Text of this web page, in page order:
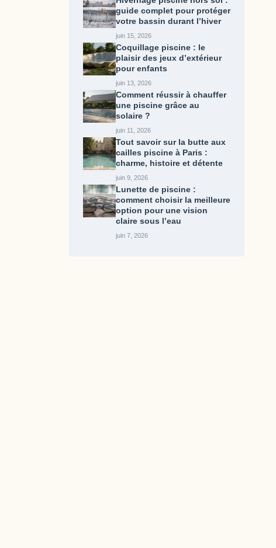
guide complet pour protéger
votre bassin durant l’hiver
juin 15, 2026
Coquillage piscine : le
plaisir des jeux d’extérieur
pour enfants
juin 13, 2026
Comment réussir à chauffer
une piscine grâce au
solaire ?
juin 11, 2026
Tout savoir sur la butte aux
cailles piscine​ à Paris :
charme, histoire et détente
juin 9, 2026
Lunette de piscine :
comment choisir la meilleure
option pour une vision
claire sous l’eau
juin 7, 2026